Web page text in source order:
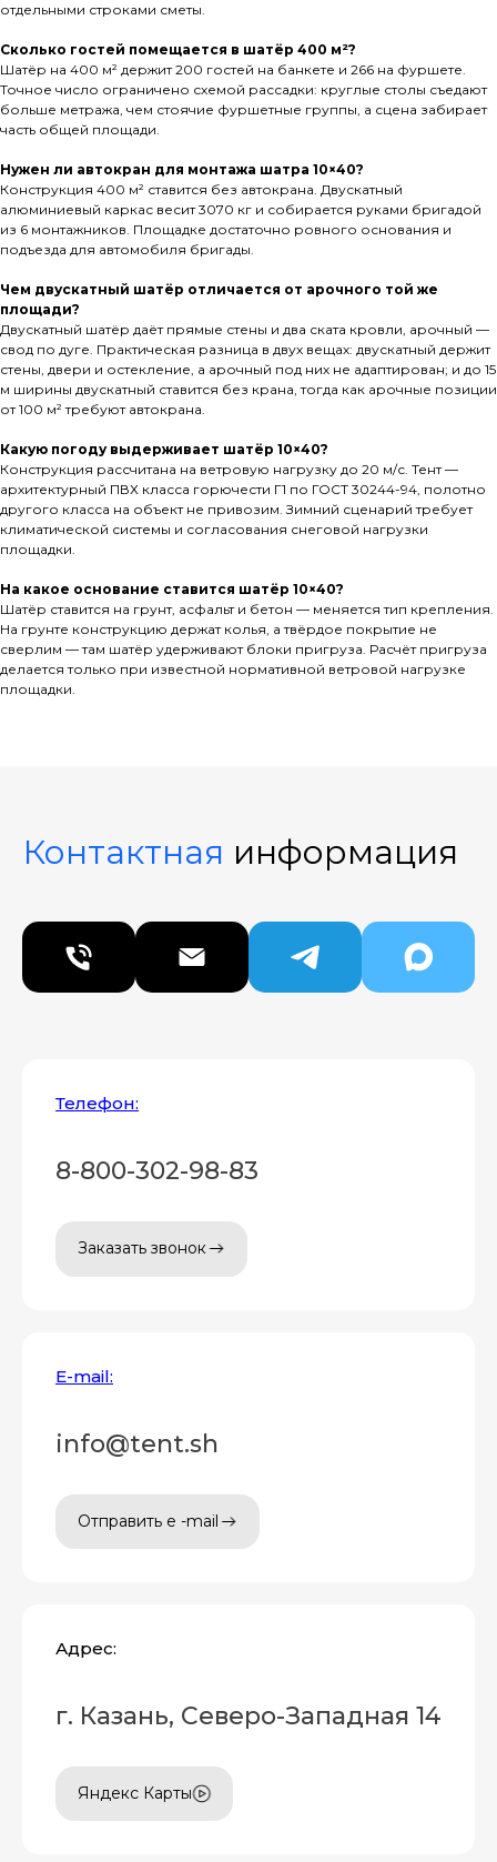
отдельными строками сметы.
Сколько гостей помещается в шатёр 400 м²?
Шатёр на 400 м² держит 200 гостей на банкете и 266 на фуршете.
Точное число ограничено схемой рассадки: круглые столы съедают
больше метража, чем стоячие фуршетные группы, а сцена забирает
часть общей площади.
Нужен ли автокран для монтажа шатра 10×40?
Конструкция 400 м² ставится без автокрана. Двускатный
алюминиевый каркас весит 3070 кг и собирается руками бригадой
из 6 монтажников. Площадке достаточно ровного основания и
подъезда для автомобиля бригады.
Чем двускатный шатёр отличается от арочного той же
площади?
Двускатный шатёр даёт прямые стены и два ската кровли, арочный —
свод по дуге. Практическая разница в двух вещах: двускатный держит
стены, двери и остекление, а арочный под них не адаптирован; и до 15
м ширины двускатный ставится без крана, тогда как арочные позиции
от 100 м² требуют автокрана.
Какую погоду выдерживает шатёр 10×40?
Конструкция рассчитана на ветровую нагрузку до 20 м/с. Тент —
архитектурный ПВХ класса горючести Г1 по ГОСТ 30244-94, полотно
другого класса на объект не привозим. Зимний сценарий требует
климатической системы и согласования снеговой нагрузки
площадки.
На какое основание ставится шатёр 10×40?
Шатёр ставится на грунт, асфальт и бетон — меняется тип крепления.
На грунте конструкцию держат колья, а твёрдое покрытие не
сверлим — там шатёр удерживают блоки пригруза. Расчёт пригруза
делается только при известной нормативной ветровой нагрузке
площадки.
Контактная информация
Телефон:
8-800-302-98-83
Заказать звонок
E-mail:
info@tent.sh
Отправить e -mail
Адрес:
г. Казань, Северо-Западная 14
Яндекс Карты